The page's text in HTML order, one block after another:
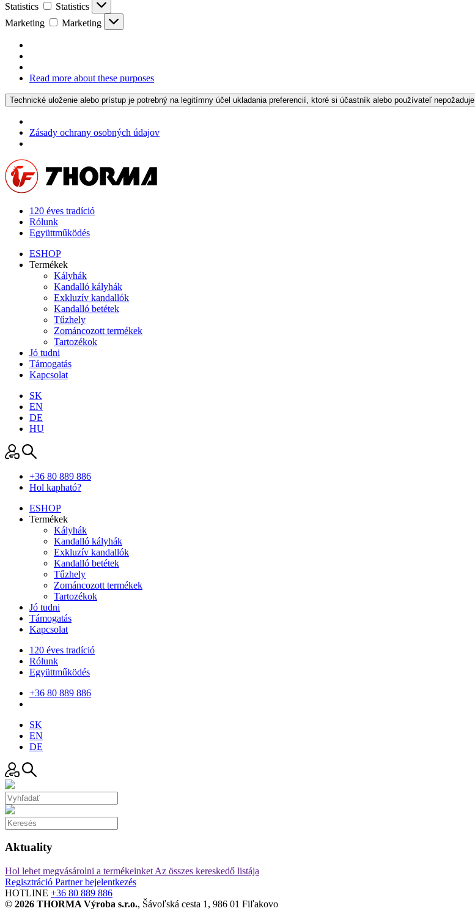
Statistics
Statistics
Marketing
Marketing
Read more about these purposes
Technické uloženie alebo prístup je potrebný na legitímny účel ukladania preferencií, ktoré si účastník alebo používateľ nepožaduje.
Zásady ochrany osobných údajov
120 éves tradíció
Rólunk
Együttműködés
ESHOP
Termékek
Kályhák
Kandalló kályhák
Exkluzív kandallók
Kandalló betétek
Tűzhely
Zománcozott termékek
Tartozékok
Jó tudni
Támogatás
Kapcsolat
SK
EN
DE
HU
+36 80 889 886
Hol kapható?
ESHOP
Termékek
Kályhák
Kandalló kályhák
Exkluzív kandallók
Kandalló betétek
Tűzhely
Zománcozott termékek
Tartozékok
Jó tudni
Támogatás
Kapcsolat
120 éves tradíció
Rólunk
Együttműködés
+36 80 889 886
SK
EN
DE
Aktuality
Hol lehet megvásárolni a termékeinket Az összes kereskedő listája
Regisztráció Partner bejelentkezés
HOTLINE +36 80 889 886
© 2026 THORMA Výroba s.r.o., Šávoľská cesta 1, 986 01 Fiľakovo